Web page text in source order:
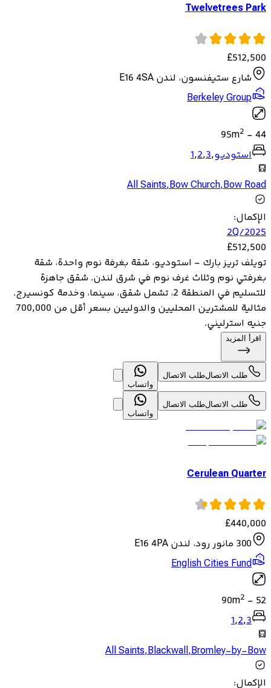
Twelvetrees Park
£512,500
شارع ستيفنسون، لندن E16 4SA
Berkeley Group
44
-
95m2
استوديو,
1,2,3
All Saints,Bow Church,Bow Road
الإكمال:
2Q/2025
£512,500
تويلف تريز بارك - استوديو، شقة بغرفة نوم واحدة، شقة
بغرفتي نوم وثلاث غرف نوم في شرق لندن. شقق جاهزة
للتسليم في المنطقة 2، تشمل شقق، سينما، وخدمة كونسيرج.
مثالية للمشترين المحليين والدوليين بسعر أقل من 700,000
جنيه استرليني.
اقرأ المزيد
طلب الاتصالطلب الاتصال
واتساب
طلب الاتصالطلب الاتصال
واتساب
Cerulean Quarter
£440,000
300 مانور رود، لندن E16 4PA
English Cities Fund
52
-
90m2
1,2,3
All Saints,Blackwall,Bromley-by-Bow
الإكمال: